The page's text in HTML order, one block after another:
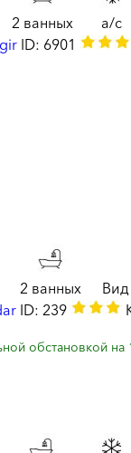
2 ванных
a/c
ID: 6901
2 ванных
ID: 239
обстановкой